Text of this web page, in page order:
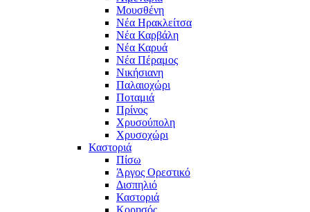
Μουσθένη
Νέα Ηρακλείτσα
Νέα Καρβάλη
Νέα Καρυά
Νέα Πέραμος
Νικήσιανη
Παλαιοχώρι
Ποταμιά
Πρίνος
Χρυσούπολη
Χρυσοχώρι
Καστοριά
Πίσω
Άργος Ορεστικό
Δισπηλιό
Καστοριά
Κορησός